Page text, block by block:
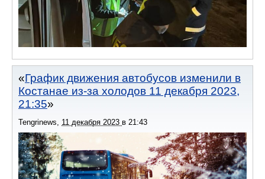
График движения автобусов изменили в
Костанае из-за холодов 11 декабря 2023,
21:35
Tengrinews, 11 декабря 2023 в 21:43